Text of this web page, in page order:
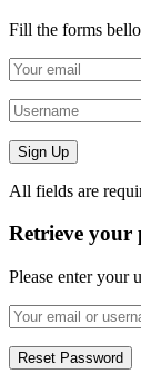
Fill the forms
All fields are
Retrieve your
Please enter your